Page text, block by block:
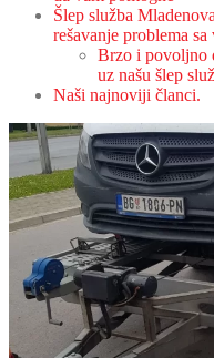
Šlep služba
rešavanje problema
Brzo i povoljno
uz našu šlep
Naši najnoviji članci.